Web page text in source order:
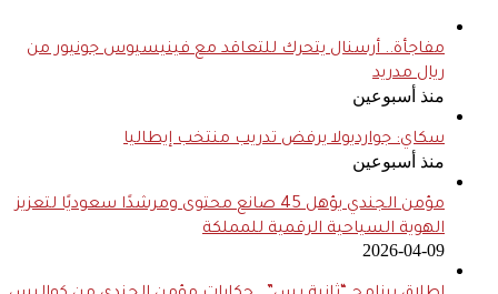
مفاجأة.. أرسنال يتحرك للتعاقد مع فينيسيوس جونيور من
ريال مدريد
منذ أسبوعين
سكاي: جوارديولا يرفض تدريب منتخب إيطاليا
منذ أسبوعين
مؤمن الجندي يؤهل 45 صانع محتوى ومرشدًا سعوديًا لتعزيز
الهوية السياحية الرقمية للمملكة
2026-04-09